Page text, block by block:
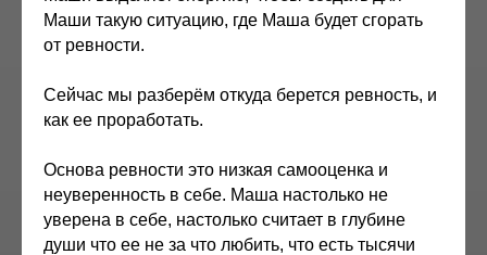
Маши такую ситуацию, где Маша будет сгорать
от ревности.
Сейчас мы разберём откуда берется ревность, и
как ее проработать.
Основа ревности это низкая самооценка и
неуверенность в себе. Маша настолько не
уверена в себе, настолько считает в глубине
души что ее не за что любить, что есть тысячи